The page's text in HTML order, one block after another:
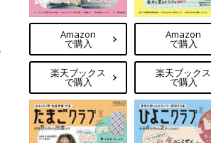
Amazon
で購入
楽天ブックス
で購入
Amazon
で購入
楽天ブックス
で購入